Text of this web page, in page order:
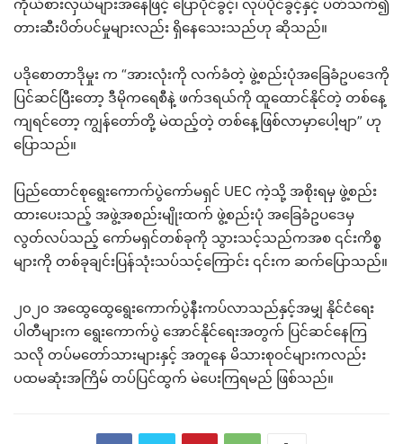
ကိုယ်စားလှယ်များအနေဖြင့် ပြောပိုင်ခွင့်၊ လုပ်ပိုင်ခွင့်နှင့် ပတ်သက်၍
တားဆီးပိတ်ပင်မှုများလည်း ရှိနေသေးသည်ဟု ဆိုသည်။
ပဒိုစောတာဒိုမှုး က “အားလုံးကို လက်ခံတဲ့ ဖွဲ့စည်းပုံအခြေခံဥပဒေကို
ပြင်ဆင်ပြီးတော့ ဒီမိုကရေစီနဲ့ ဖက်ဒရယ်ကို ထူထောင်နိုင်တဲ့ တစ်နေ့
ကျရင်တော့ ကျွန်တော်တို့ မဲထည့်တဲ့ တစ်နေ့ဖြစ်လာမှာပေါ့ဗျာ” ဟု
ပြောသည်။
ပြည်ထောင်စုရွေးကောက်ပွဲကော်မရှင် UEC ကဲ့သို့ အစိုးရမှ ဖွဲ့စည်း
ထားပေးသည့် အဖွဲ့အစည်းမျိုးထက် ဖွဲ့စည်းပုံ အခြေခံဥပဒေမှ
လွတ်လပ်သည့် ကော်မရှင်တစ်ခုကို သွားသင့်သည်ကအစ ၎င်းကိစ္စ
များကို တစ်ခုချင်းပြန်သုံးသပ်သင့်ကြောင်း ၎င်းက ဆက်ပြောသည်။
၂၀၂၀ အထွေထွေရွေးကောက်ပွဲနီးကပ်လာသည်နှင့်အမျှ နိုင်ငံရေး
ပါတီများက ရွေးကောက်ပွဲ အောင်နိုင်ရေးအတွက် ပြင်ဆင်နေကြ
သလို တပ်မတော်သားများနှင့် အတူနေ မိသားစုဝင်များကလည်း
ပထမဆုံးအကြိမ် တပ်ပြင်ထွက် မဲပေးကြရမည် ဖြစ်သည်။